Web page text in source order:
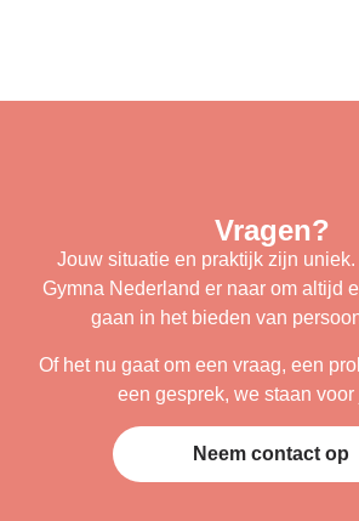
Vragen?
Jouw situatie en praktijk zijn
Gymna Nederland er naar om altijd
gaan in het bieden van
Of het nu gaat om een vraag, een
een gesprek, we staan voor
Neem contact op